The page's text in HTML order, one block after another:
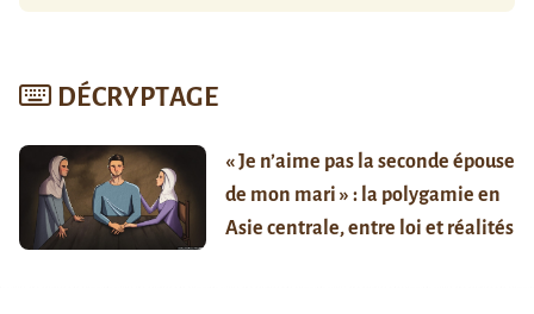
DÉCRYPTAGE
« Je n’aime pas la seconde épouse
de mon mari » : la polygamie en
Asie centrale, entre loi et réalités